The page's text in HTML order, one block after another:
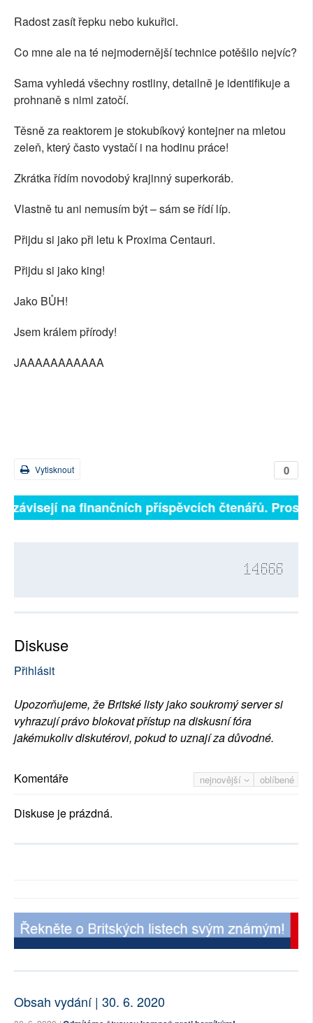
Radost zasít řepku nebo kukuřici.
Co mne ale na té nejmodernější technice potěšilo nejvíc?
Sama vyhledá všechny rostliny, detailně je identifikuje a
prohnaně s nimi zatočí.
Těsně za reaktorem je stokubíkový kontejner na mletou
zeleň, který často vystačí i na hodinu práce!
Zkrátka řídím novodobý krajinný superkoráb.
Vlastně tu ani nemusím být – sám se řídí líp.
Přijdu si jako při letu k Proxima Centauri.
Přijdu si jako king!
Jako BŮH!
Jsem králem přírody!
JAAAAAAAAAAA
0
Vytisknout
na finančních příspěvcích čtenářů.
14666
Diskuse
Přihlásit
Upozorňujeme, že Britské listy jako soukromý server si
vyhrazují právo blokovat přístup na diskusní fóra
jakémukoliv diskutérovi, pokud to uznají za důvodné.
nejnovější oblíbené
Komentáře
Diskuse je prázdná.
Obsah vydání | 30. 6. 2020